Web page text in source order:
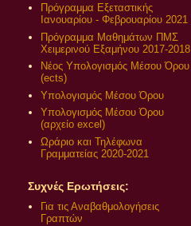
Πρόγραμμα Εξεταστικής
Ιανουαρίου - Φεβρουαρίου 2021
Πρόγραμμα Μαθημάτων ΠΜΣ
Χειμερινού Εξαμήνου 2017-2018
Νέος Υπολογισμός Μέσου Όρου
(ects)
Υπολογισμός Μέσου Όρου
Υπολογισμός Μέσου Όρου
(αρχείο excel)
Ωράριο και Τηλέφωνα
Γραμματείας 2020-2021
Συχνές Ερωτήσεις:
Για τις Αναβαθμολογήσεις
Γραπτών